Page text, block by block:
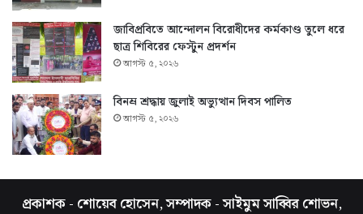
জাবিপ্রবিতে আন্দোলন বিরোধীদের কর্মকাণ্ড তুলে ধরে
ছাত্র শিবিরের ফেস্টুন প্রদর্শন
আগস্ট ৫, ২০২৬
বিনম্র শ্রদ্ধায় জুলাই অভ্যুত্থান দিবস পালিত
আগস্ট ৫, ২০২৬
প্রকাশক - শোয়েব হোসেন, সম্পাদক - সাইমুম সাব্বির শোভন,